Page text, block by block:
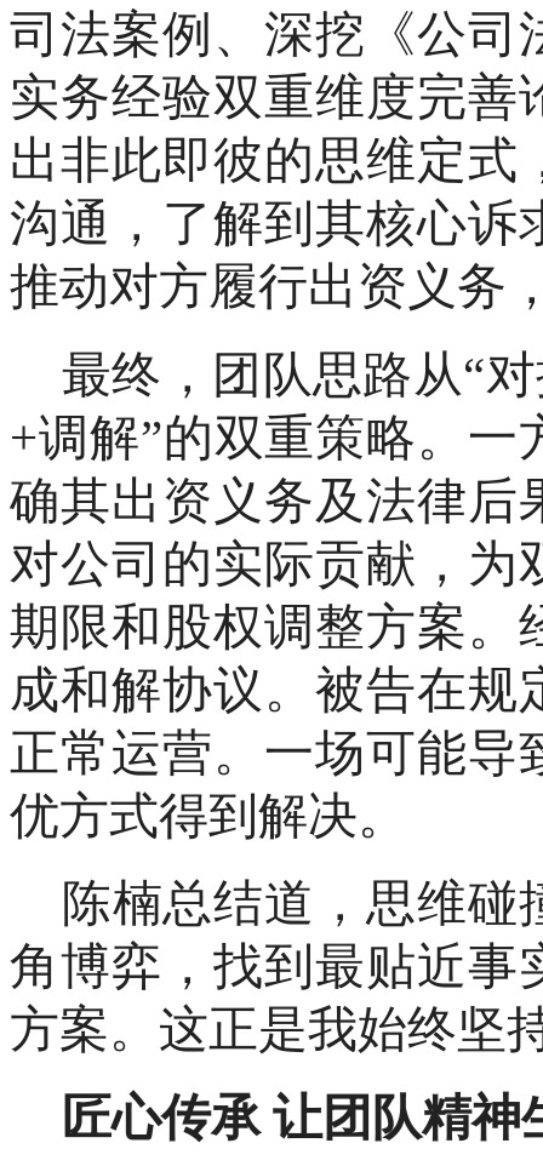
司法案例、深挖《公司
实务经验双重维度完善
出非此即彼的思维定式
沟通，了解到其核心诉
推动对方履行出资义务
最终，团队思路从“
+调解”的双重策略。
确其出资义务及法律后
对公司的实际贡献，为
期限和股权调整方案。
成和解协议。被告在
正常运营。一场可能导
优方式得到解决。
陈楠总结道，思维
角博弈，找到最贴近事
方案。这正是我始终坚
匠心传承 让团队精神